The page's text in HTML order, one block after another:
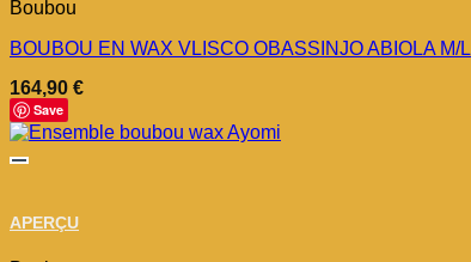
Boubou
BOUBOU EN WAX VLISCO OBASSINJO ABIOLA M/L
164,90 €
Save
APERÇU